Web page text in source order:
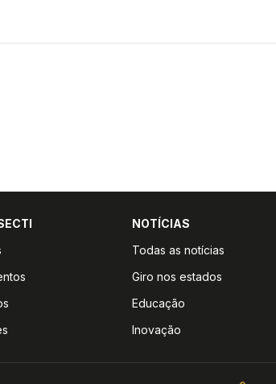
NOTÍCIAS
Todas as notícias
Giro nos estados
Educação
Inovação